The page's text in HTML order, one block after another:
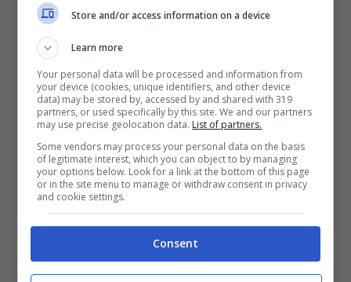
professionistiche italiane a livello
calcistico, oltre che una sorta di ode ai
tecnici. Come tutte le altre sigle del
programma è accompagnata da video
divertenti e simpatici: in questo, ad
esempio, moltissimi allenatori in attività
all’epoca in Italia (comeBoskov, Ranieri,
Capello, Galeone, Eriksson e Di Marzio
concedono per delle false performance in
playback.
Store and/or access information on a device
Learn more
Your personal data will be processed and information from
your device (cookies, unique identifiers, and other device
data) may be stored by, accessed by and shared with 319
partners, or used specifically by this site. We and our partners
may use precise geolocation data. List of partners.
Some vendors may process your personal data on the basis
of legitimate interest, which you can object to by managing
your options below. Look for a link at the bottom of this page
or in the site menu to manage or withdraw consent in privacy
and cookie settings.
Consent